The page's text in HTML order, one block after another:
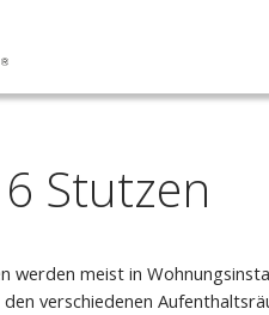
Stutzen
werden meist in
verschiedenen